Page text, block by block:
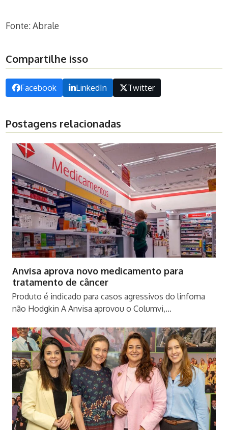
Fonte: Abrale
Compartilhe isso
Facebook LinkedIn Twitter
Postagens relacionadas
Anvisa aprova novo medicamento para
tratamento de câncer
Produto é indicado para casos agressivos do linfoma
não Hodgkin A Anvisa aprovou o Columvi,…